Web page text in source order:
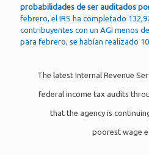
probabilidades de ser auditados
febrero, el IRS ha completado
contribuyentes con un AGI menos
para febrero, se habían realizado
The latest Internal Revenue
federal income tax audits
that the agency is
poorest wage